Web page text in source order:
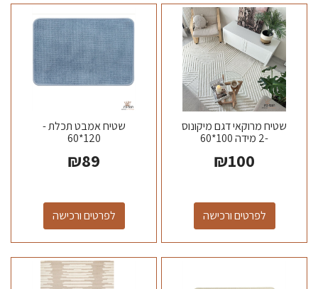
שטיח מרוקאי דגם מיקונוס
-2 מידה 100*60
₪100
לפרטים ורכישה
שטיח אמבט תכלת -
120*60
₪89
לפרטים ורכישה